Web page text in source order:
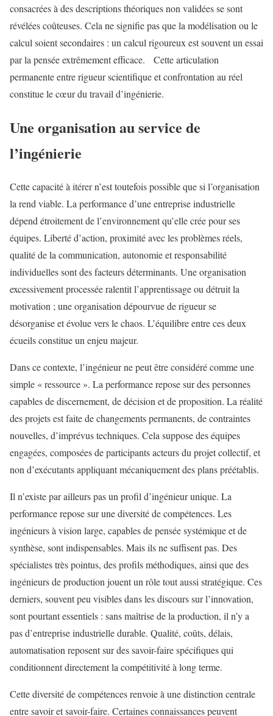
consacrées à des descriptions théoriques non validées se sont
révélées coûteuses. Cela ne signifie pas que la modélisation ou le
calcul soient secondaires : un calcul rigoureux est souvent un essai
par la pensée extrêmement efficace. Cette articulation
permanente entre rigueur scientifique et confrontation au réel
constitue le cœur du travail d’ingénierie.
Une organisation au service de
l’ingénierie
Cette capacité à itérer n’est toutefois possible que si l’organisation
la rend viable. La performance d’une entreprise industrielle
dépend étroitement de l’environnement qu’elle crée pour ses
équipes. Liberté d’action, proximité avec les problèmes réels,
qualité de la communication, autonomie et responsabilité
individuelles sont des facteurs déterminants. Une organisation
excessivement processée ralentit l’apprentissage ou détruit la
motivation ; une organisation dépourvue de rigueur se
désorganise et évolue vers le chaos. L’équilibre entre ces deux
écueils constitue un enjeu majeur.
Dans ce contexte, l’ingénieur ne peut être considéré comme une
simple « ressource ». La performance repose sur des personnes
capables de discernement, de décision et de proposition. La réalité
des projets est faite de changements permanents, de contraintes
nouvelles, d’imprévus techniques. Cela suppose des équipes
engagées, composées de participants acteurs du projet collectif, et
non d’exécutants appliquant mécaniquement des plans préétablis.
Il n’existe par ailleurs pas un profil d’ingénieur unique. La
performance repose sur une diversité de compétences. Les
ingénieurs à vision large, capables de pensée systémique et de
synthèse, sont indispensables. Mais ils ne suffisent pas. Des
spécialistes très pointus, des profils méthodiques, ainsi que des
ingénieurs de production jouent un rôle tout aussi stratégique. Ces
derniers, souvent peu visibles dans les discours sur l’innovation,
sont pourtant essentiels : sans maîtrise de la production, il n’y a
pas d’entreprise industrielle durable. Qualité, coûts, délais,
automatisation reposent sur des savoir-faire spécifiques qui
conditionnent directement la compétitivité à long terme.
Cette diversité de compétences renvoie à une distinction centrale
entre savoir et savoir-faire. Certaines connaissances peuvent